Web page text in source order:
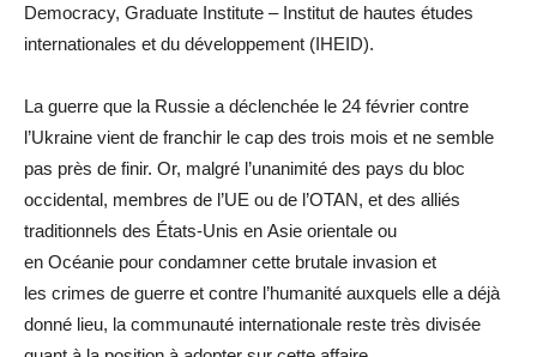
Democracy, Graduate Institute – Institut de hautes études
internationales et du développement (IHEID).
La guerre que la Russie a déclenchée le 24 février contre
l’Ukraine vient de franchir le cap des trois mois et ne semble
pas près de finir. Or, malgré l’unanimité des pays du bloc
occidental, membres de l’UE ou de l’OTAN, et des alliés
traditionnels des États-Unis en Asie orientale ou
en Océanie pour condamner cette brutale invasion et
les crimes de guerre et contre l’humanité auxquels elle a déjà
donné lieu, la communauté internationale reste très divisée